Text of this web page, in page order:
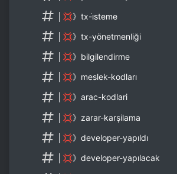
│💢》tx-i̇steme
│💢》tx-yönetmenliği
│💢》bilgilendirme
│💢》meslek-kodları
│💢》arac-kodlari
│💢》zarar-karşilama
│💢》developer-yapıldı
│💢》developer-yapılacak